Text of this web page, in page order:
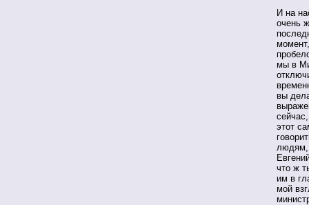
И на
очень
мы в
вы
этот
людям,
что ж
им в
мой